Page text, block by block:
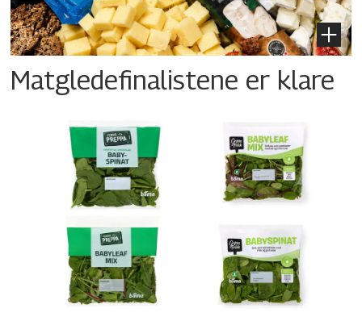
Matgledefinalistene er klare